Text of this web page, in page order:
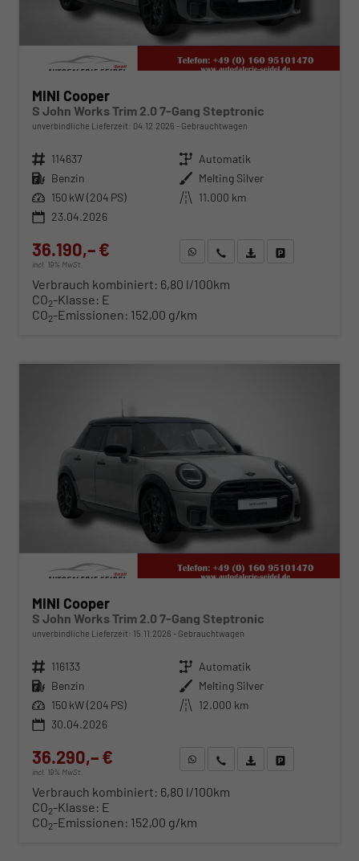
MINI Cooper
S John Works Trim 2.0 7-Gang Steptronic
unverbindliche Lieferzeit: 04.12.2026 Gebrauchtwagen
Fahrzeugnr. 114637 Getriebe Automatik
Kraftstoff Benzin Außenfarbe Melting Silver
Leistung 150 kW (204 PS) Kilometerstand 11.000 km
23.04.2026
36.190,– €
incl. 19% MwSt.
WhatsApp anfragen
Wir rufen Sie anFahrzeugexposé (PDF)
Verbrauch kombiniert: 6,80 l/100km
CO2-Klasse: E
CO2-Emissionen: 152,00 g/km
MINI Cooper
S John Works Trim 2.0 7-Gang Steptronic
unverbindliche Lieferzeit: 15.11.2026 Gebrauchtwagen
Fahrzeugnr. 116133 Getriebe Automatik
Kraftstoff Benzin Außenfarbe Melting Silver
Leistung 150 kW (204 PS) Kilometerstand 12.000 km
30.04.2026
36.290,– €
incl. 19% MwSt.
WhatsApp anfragen
Wir rufen Sie anFahrzeugexposé (PDF)
Verbrauch kombiniert: 6,80 l/100km
CO2-Klasse: E
CO2-Emissionen: 152,00 g/km